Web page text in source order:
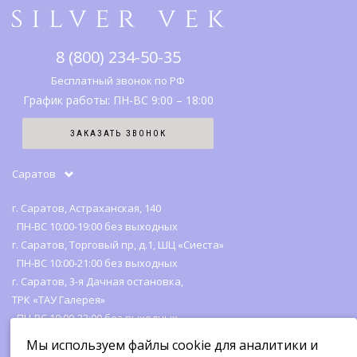
Правовая информация
История бренда
Серебро
Карта сайта
8 (800) 234-50-35
Бесплатный звонок по РФ
График работы: ПН-ВС 9:00 – 18:00
ЗАКАЗАТЬ ЗВОНОК
Саратов
г. Саратов, Астраханская, 140
ПН-ВС 10:00-19:00 без выходных
г. Саратов, Торговый пр, д.1, ШЦ «Сиеста»
ПН-ВС 10:00-21:00 без выходных
г. Саратов, 3-я Дачная остановка,
ТРК «ТАУ Галерея»
ПН-ВС 10:00-22:00 без выходных
Мы используем файлы cookie для аналитики и